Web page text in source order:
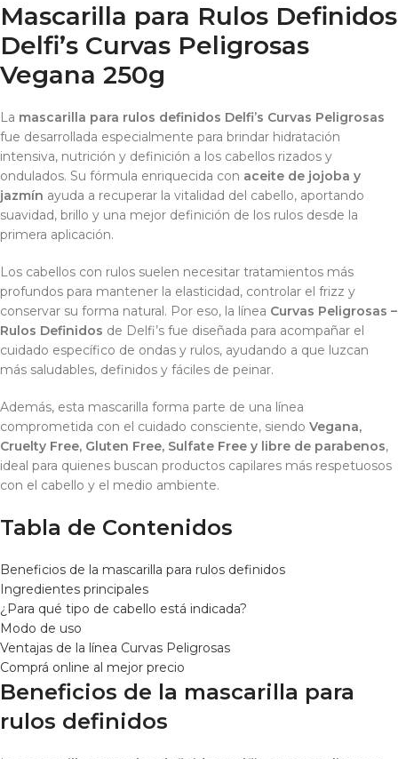
Mascarilla para Rulos Definidos
Delfi’s Curvas Peligrosas
Vegana 250g
La mascarilla para rulos definidos Delfi’s Curvas Peligrosas
fue desarrollada especialmente para brindar hidratación
intensiva, nutrición y definición a los cabellos rizados y
ondulados. Su fórmula enriquecida con aceite de jojoba y
jazmín ayuda a recuperar la vitalidad del cabello, aportando
suavidad, brillo y una mejor definición de los rulos desde la
primera aplicación.
Los cabellos con rulos suelen necesitar tratamientos más
profundos para mantener la elasticidad, controlar el frizz y
conservar su forma natural. Por eso, la línea Curvas Peligrosas –
Rulos Definidos de Delfi’s fue diseñada para acompañar el
cuidado específico de ondas y rulos, ayudando a que luzcan
más saludables, definidos y fáciles de peinar.
Además, esta mascarilla forma parte de una línea
comprometida con el cuidado consciente, siendo Vegana,
Cruelty Free, Gluten Free, Sulfate Free y libre de parabenos,
ideal para quienes buscan productos capilares más respetuosos
con el cabello y el medio ambiente.
Tabla de Contenidos
Beneficios de la mascarilla para rulos definidos
Ingredientes principales
¿Para qué tipo de cabello está indicada?
Modo de uso
Ventajas de la línea Curvas Peligrosas
Comprá online al mejor precio
Beneficios de la mascarilla para
rulos definidos